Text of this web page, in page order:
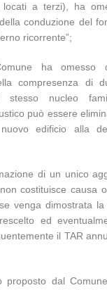
locati a terzi), ha
conduzione del
ricorrente”;
ha omesso
compresenza di
stesso nucleo
può essere
edificio alla
di un unico
costituisce causa
venga dimostrata
ed
il TAR
proposto dal